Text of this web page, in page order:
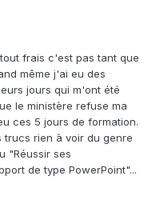
frais c'est pas tant que
même j'ai eu des
jours qui m'ont été
le ministère refuse ma
ces 5 jours de formation.
rien à voir du genre
"Réussir ses
de type PowerPoint"...